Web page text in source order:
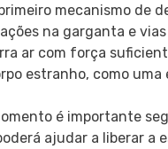
mecanismo de
na garganta e
ar com força
estranho, como uma
é importante
ajudar a liberar a